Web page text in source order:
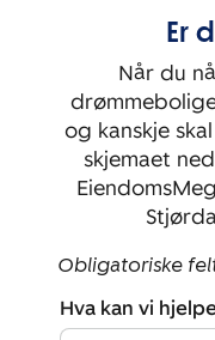
Soverom:
6
Er
Når du
og kanskje
skjemaet
Obligatoriske
Hva kan vi